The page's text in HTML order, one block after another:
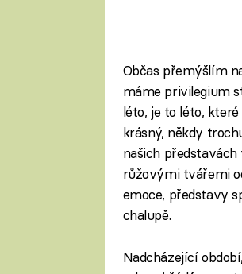
Občas přemýšlím
máme privilegium
léto, je to léto,
krásný, někdy
našich představách
růžovými tvářemi
emoce, představy
chalupě.
Nadcházející